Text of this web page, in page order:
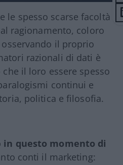
le spesso scarse facoltà e
ragionamento, coloro
il proprio
razionali di dati è
il loro essere spesso
continui e
politica e filosofia.
in questo momento di
conti il marketing: